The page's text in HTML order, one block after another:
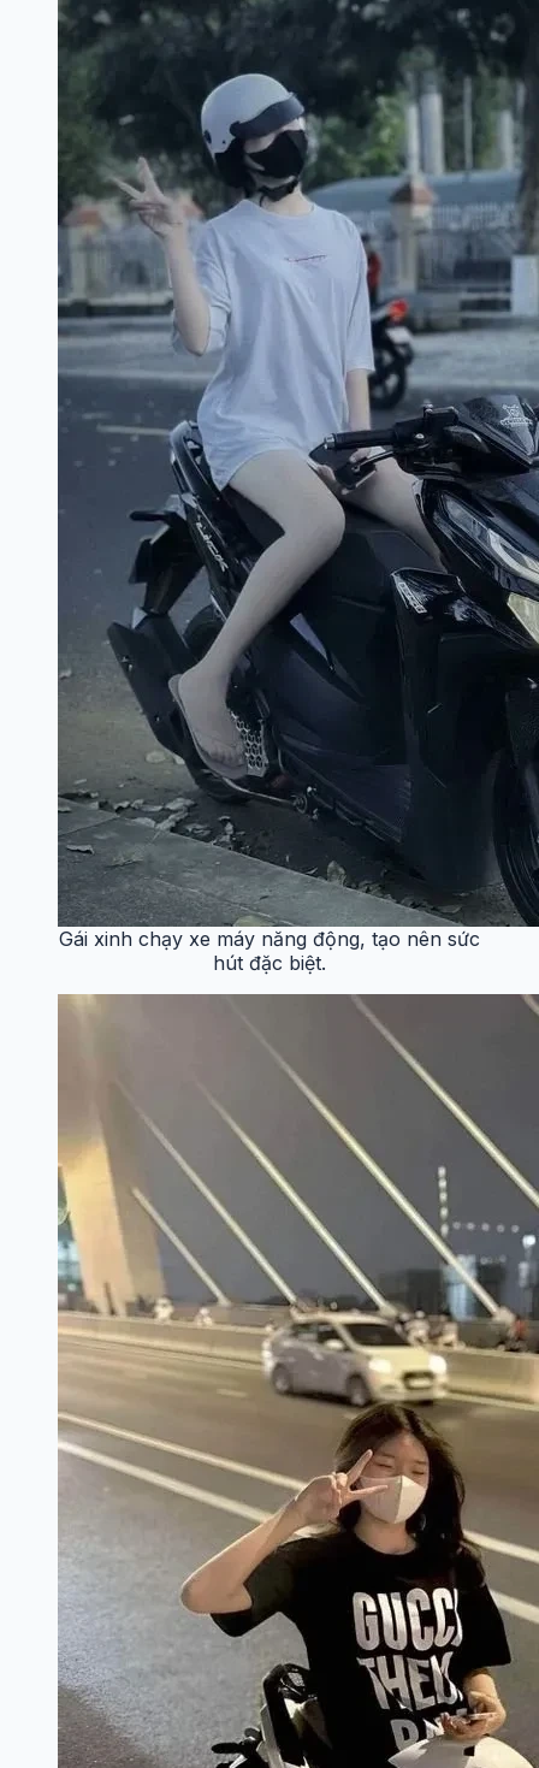
Gái xinh chạy xe máy năng động, tạo nên sức
hút đặc biệt.